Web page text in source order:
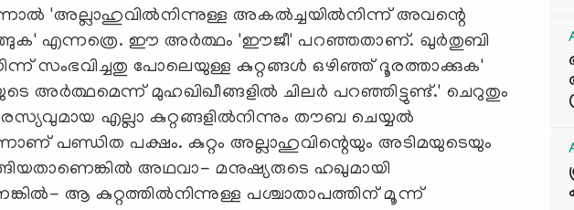
'അല്ലാഹുവില്‍നിന്നുള്ള അകല്‍ച്ചയില്‍നിന്ന് അവന്റെ
എന്നത്രെ. ഈ അര്‍ത്ഥം 'ഈജീ' പറഞ്ഞതാണ്. ഖുര്‍തുബി
സംഭവിച്ചതു പോലെയുള്ള കുറ്റങ്ങള്‍ ഒഴിഞ്ഞ് ദൂരത്താക്കുക'
മുഹഖിഖീങ്ങളില്‍ ചിലര്‍ പറഞ്ഞിട്ടുണ്ട്.' ചെറുതും
എല്ലാ കുറ്റങ്ങളില്‍നിന്നും തൗബ ചെയ്യല്‍
പണ്ഡിത പക്ഷം. കുറ്റം അല്ലാഹുവിന്റെയും അടിമയുടെയും
അഥവാ- മനുഷ്യരുടെ ഹഖുമായി
ആ കുറ്റത്തില്‍നിന്നുള്ള പശ്ചാതാപത്തിന് മൂന്ന്